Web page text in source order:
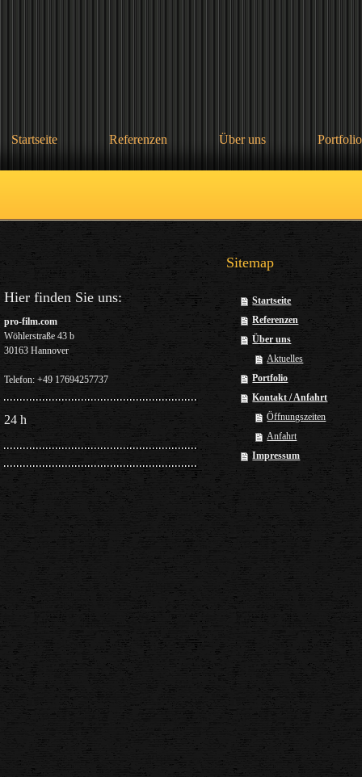
Startseite Referenzen Über uns Portfolio
Hier finden Sie uns:
pro-film.com
Wöhlerstraße 43 b
30163 Hannover
Telefon: +49 17694257737
24 h
Sitemap
Startseite
Referenzen
Über uns
Aktuelles
Portfolio
Kontakt / Anfahrt
Öffnungszeiten
Anfahrt
Impressum